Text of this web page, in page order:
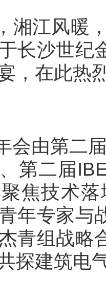
湘江风暖
长沙世纪
，在此热
由第二届
第二届
焦技术
年专家与
青组战略
探建筑电